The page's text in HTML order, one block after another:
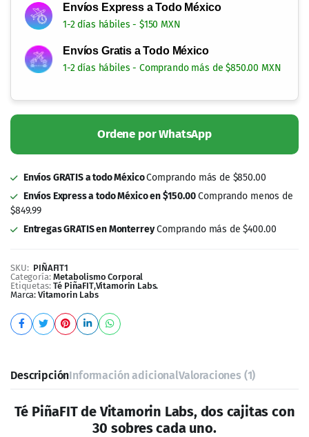
Envíos Express a Todo México
1-2 días hábiles - $150 MXN
Envíos Gratis a Todo México
1-2 días hábiles - Comprando más de $850.00 MXN
Ordene por WhatsApp
Envíos GRATIS a todo MéxicoComprando más de $850.00
Envíos Express a todo México en $150.00Comprando menos de
$849.99
Entregas GRATIS en MonterreyComprando más de $400.00
SKU: PIÑAFIT1
Categoría: Metabolismo Corporal
Etiquetas: Té PiñaFIT,Vitamorin Labs.
Marca: Vitamorin Labs
DescripciónInformación adicionalValoraciones (1)
Té PiñaFIT de Vitamorin Labs, dos cajitas con
30 sobres cada uno.